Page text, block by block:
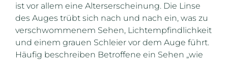
ist vor allem eine Alterserscheinung. Die Linse
des Auges trübt sich nach und nach ein, was zu
verschwommenem Sehen, Lichtempfindlichkeit
und einem grauen Schleier vor dem Auge führt.
Häufig beschreiben Betroffene ein Sehen „wie